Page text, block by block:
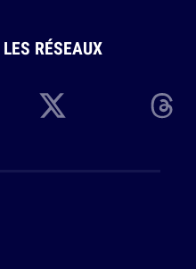
LES RÉSEAUX